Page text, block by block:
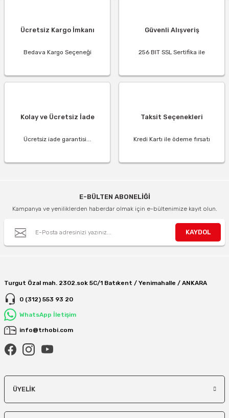
Ücretsiz Kargo İmkanı
Bedava Kargo Seçeneği
Güvenli Alışveriş
256 BIT SSL Sertifika ile
Kolay ve Ücretsiz İade
Ücretsiz iade garantisi...
Taksit Seçenekleri
Kredi Kartı ile ödeme fırsatı
E-BÜLTEN ABONELİĞİ
Kampanya ve yeniliklerden haberdar olmak için e-bültenimize kayıt olun.
KAYDOL
Turgut Özal mah. 2302.sok 5C/1 Batıkent / Yenimahalle / ANKARA
0 (312) 553 93 20
WhatsApp İletişim
info@trhobi.com
ÜYELIK